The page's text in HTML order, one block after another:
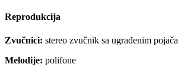
Reprodukcija
Zvučnici: stereo zvučnik sa ugrađenim
Melodije: polifone